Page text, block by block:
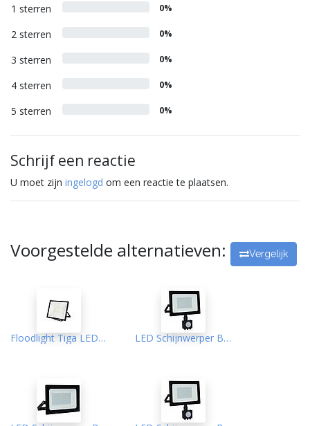
1 sterren 0%
2 sterren 0%
3 sterren 0%
4 sterren 0%
5 sterren 0%
Schrijf een reactie
U moet zijn ingelogd om een reactie te plaatsen.
Voorgestelde alternatieven: Vergelijk
Floodlight Tiga LED SMD 100W 4500K Black LED Schijnwerper Bouwlamp SMD Tiga 100W 4000K Zwart PIR